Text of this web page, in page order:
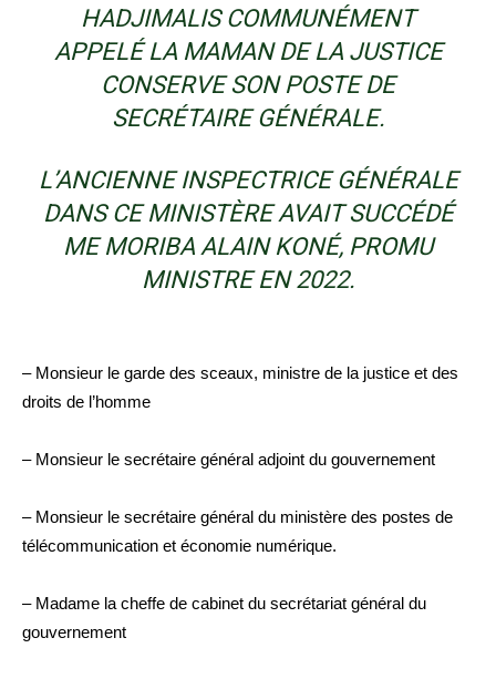
HADJIMALIS COMMUNÉMENT
APPELÉ LA MAMAN DE LA JUSTICE
CONSERVE SON POSTE DE
SECRÉTAIRE GÉNÉRALE.
L’ANCIENNE INSPECTRICE GÉNÉRALE
DANS CE MINISTÈRE AVAIT SUCCÉDÉ
ME MORIBA ALAIN KONÉ, PROMU
MINISTRE EN 2022.
– Monsieur le garde des sceaux, ministre de la justice et des
droits de l’homme
– Monsieur le secrétaire général adjoint du gouvernement
– Monsieur le secrétaire général du ministère des postes de
télécommunication et économie numérique.
– Madame la cheffe de cabinet du secrétariat général du
gouvernement